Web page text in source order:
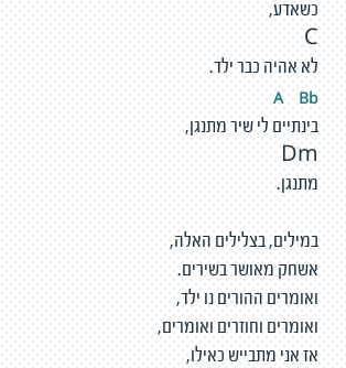
כשאדע,
C
לא אהיה כבר ילד.
A Bb
בינתיים לי שיר מתנגן,
Dm
מתנגן.
במילים, בצלילים האלה,
אשחק מאושר בשירים.
ואומרים ההורים נו ילד,
ואומרים וחוזרים ואומרים,
אז אני מתבייש כאילו,